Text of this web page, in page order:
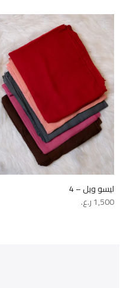
ليسو ويل – 4
1,500ر.ع.